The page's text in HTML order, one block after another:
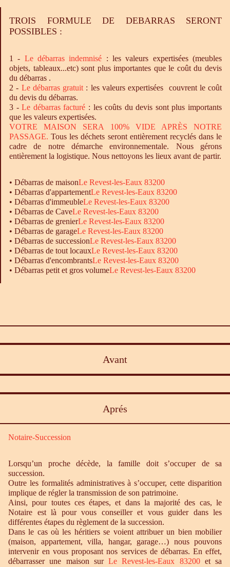
TROIS FORMULE DE DEBARRAS SERONT
POSSIBLES :
1 - Ledébarras indemnisé : les valeurs expertisées (meubles
objets, tableaux...etc) sont plus importantes que le coût du devis
du débarras .
2 - Le débarrasgratuit : les valeurs expertisées couvrent le coût
du devis du débarras.
3 -Le débarrasfacturé : les coûts du devis sont plus importants
que les valeurs expertisées.
VOTRE MAISON SERA 100% VIDE APRÈS NOTRE
PASSAGE. Tous les déchets seront entièrement recyclés dans le
cadre de notre démarche environnementale. Nous gérons
entièrement la logistique. Nous nettoyons les lieux avant de partir.
• Débarras de maisonLe Revest-les-Eaux 83200
• Débarras d'appartementLe Revest-les-Eaux 83200
• Débarras d'immeubleLe Revest-les-Eaux 83200
• Débarras de CaveLe Revest-les-Eaux 83200
• Débarras de grenierLe Revest-les-Eaux 83200
• Débarras de garageLe Revest-les-Eaux 83200
• Débarras de successionLe Revest-les-Eaux 83200
• Débarras de tout locauxLe Revest-les-Eaux 83200
• Débarras d'encombrantsLe Revest-les-Eaux 83200
• Débarras petit et gros volumeLe Revest-les-Eaux 83200
Avant
Aprés
Notaire-Succession
Lorsqu’un proche décède, la famille doit s’occuper de sa
succession.
Outre les formalités administratives à s’occuper, cette disparition
implique de régler la transmission de son patrimoine.
Ainsi, pour toutes ces étapes, et dans la majorité des cas, le
Notaire est là pour vous conseiller et vous guider dans les
différentes étapes du règlement de la succession.
Dans le cas où les héritiers se voient attribuer un bien mobilier
(maison, appartement, villa, hangar, garage…) nous pouvons
intervenir en vous proposant nos services de débarras. En effet,
débarrasser une maison sur Le Revest-les-Eaux 83200et sa